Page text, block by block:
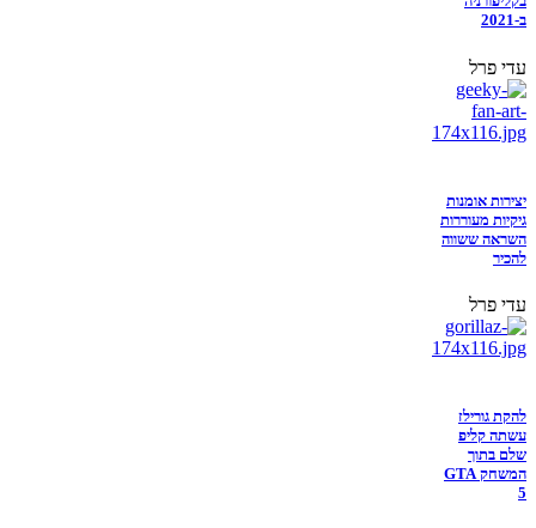
ב-2021
עדי פרל
יצירות אומנות
גיקיות מעוררות
השראה ששווה
להכיר
עדי פרל
להקת גורילז
עשתה קליפ
שלם בתוך
המשחק GTA
5